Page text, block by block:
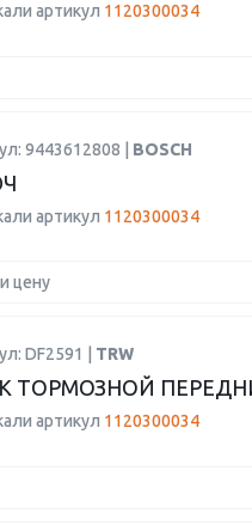
артикул 1120300034
9443612808 | BOSCH
артикул 1120300034
цену
DF2591 | TRW
ТОРМОЗНОЙ
артикул 1120300034